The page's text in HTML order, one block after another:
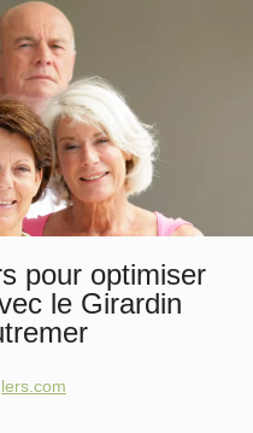
pour optimiser
le Girardin